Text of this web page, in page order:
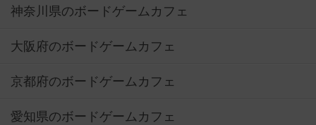
神奈川県のボードゲームカフェ
大阪府のボードゲームカフェ
京都府のボードゲームカフェ
愛知県のボードゲームカフェ